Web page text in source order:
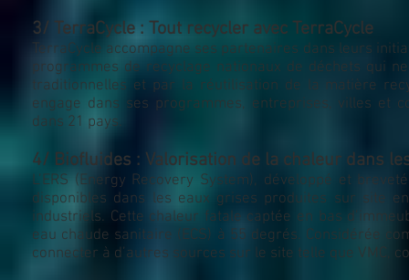
3/ TerraCycle : Tout recycler avec TerraCycle
TerraCycle accompagne ses partenaires dans leurs
programmes de recyclage nationaux de déchets qui
traditionnelles et par la réutilisation de la matière
engage dans ses programmes, entreprises, villes et
dans 21 pays.
4/ Biofluides : Valorisation de la chaleur dans
L’ERS (Energy Recovery System), développé et
disponibles dans les eaux grises produites sur site
industriels. Cette chaleur fatale captée en bas
eau chaude sanitaire (ECS) à 55 degrés. Considérée
connecter à d’autres sources sur le site telle que VMC,